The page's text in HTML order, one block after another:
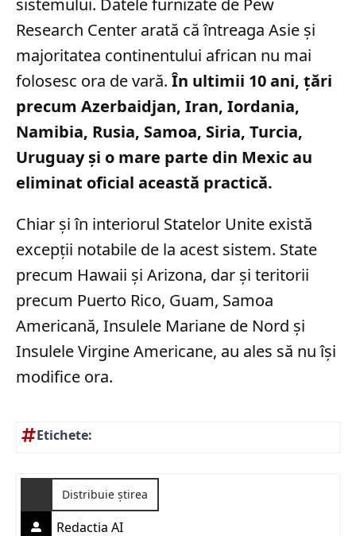
sistemului. Datele furnizate de Pew
Research Center arată că întreaga Asie și
majoritatea continentului african nu mai
folosesc ora de vară.În ultimii 10 ani, țări
precum Azerbaidjan, Iran, Iordania,
Namibia, Rusia, Samoa, Siria, Turcia,
Uruguay și o mare parte din Mexic au
eliminat oficial această practică.
Chiar și în interiorul Statelor Unite există
excepții notabile de la acest sistem. State
precum Hawaii și Arizona, dar și teritorii
precum Puerto Rico, Guam, Samoa
Americană, Insulele Mariane de Nord și
Insulele Virgine Americane, au ales să nu își
modifice ora.
Etichete:
Distribuie știrea
Redactia AI